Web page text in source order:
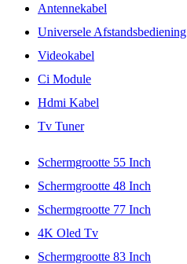
Antennekabel
Universele Afstandsbediening
Videokabel
Ci Module
Hdmi Kabel
Tv Tuner
Schermgrootte 55 Inch
Schermgrootte 48 Inch
Schermgrootte 77 Inch
4K Oled Tv
Schermgrootte 83 Inch